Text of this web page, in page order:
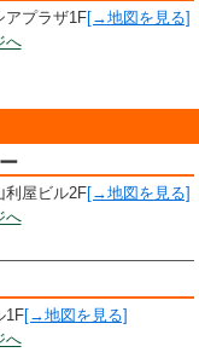
アプラザ1F[→地図を見る]
へ
利屋ビル2F[→地図を見る]
へ
1F[→地図を見る]
へ